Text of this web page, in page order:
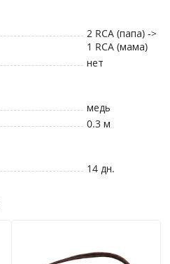
2 RCA (папа) ->
1 RCA (мама)
нет
медь
0.3 м
14 дн.